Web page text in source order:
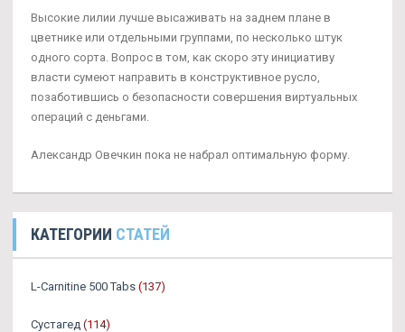
Высокие лилии лучше высаживать на заднем плане в
цветнике или отдельными группами, по несколько штук
одного сорта. Вопрос в том, как скоро эту инициативу
власти сумеют направить в конструктивное русло,
позаботившись о безопасности совершения виртуальных
операций с деньгами.
Александр Овечкин пока не набрал оптимальную форму.
КАТЕГОРИИ СТАТЕЙ
L-Carnitine 500 Tabs (137)
Сустагед (114)